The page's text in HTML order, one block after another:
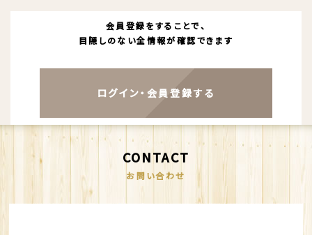
会員登録をすることで、
目隠しのない全情報が確認できます
ログイン・会員登録する
CONTACT
お問い合わせ